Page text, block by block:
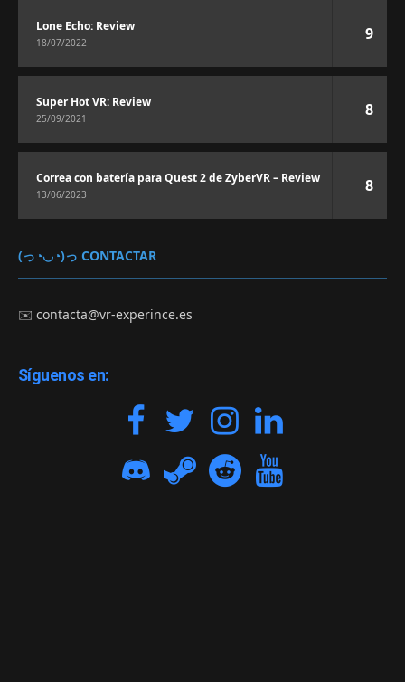
Lone Echo: Review
18/07/2022 9
Super Hot VR: Review
25/09/2021 8
Correa con batería para Quest 2 de ZyberVR – Review
13/06/2023 8
(っ◔◡◔)っ CONTACTAR
✉️contacta@vr-experince.es
Síguenos en: